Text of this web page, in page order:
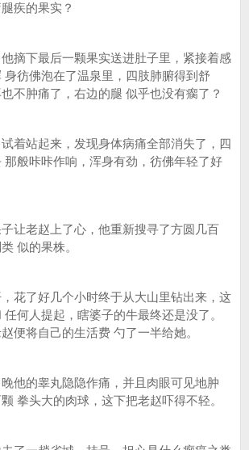
疾的果实？
下最后一颗果实送进肚子里，紧接着感
身彷佛泡在了温泉里，四肢肺腑得到舒
不肿痛了，右边的腿 似乎也没有瘸了？
站起来，发现身体病痛全部消失了，四
那般咔咔作响，浑身有劲，彷佛年轻了好
老赵上了心，他重新搜寻了方圆几百
似的果株。
了好几个小时终于从大山里钻出来，这
何人提起，瞎婆子的牛最终还是没了。
便将自己的生活费 勺了一半给她。
的睾丸隐隐作痛，并且肉眼可见地肿
拳头大的肉球，这下把老赵吓得不轻。